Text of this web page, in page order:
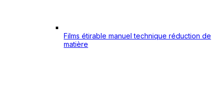
Films étirable manuel technique réduction de
matière